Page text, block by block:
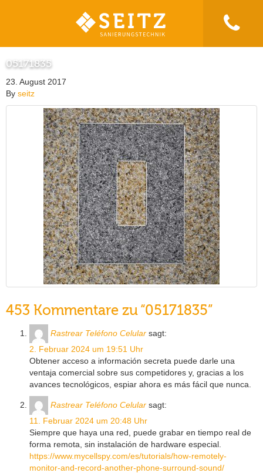
05171835
23. August 2017
By seitz
453 Kommentare zu “05171835”
Rastrear Teléfono Celular sagt:
2. Februar 2024 um 19:51 Uhr
Obtener acceso a información secreta puede darle una
ventaja comercial sobre sus competidores y, gracias a los
avances tecnológicos, espiar ahora es más fácil que nunca.
Rastrear Teléfono Celular sagt:
11. Februar 2024 um 20:48 Uhr
Siempre que haya una red, puede grabar en tiempo real de
forma remota, sin instalación de hardware especial.
https://www.mycellspy.com/es/tutorials/how-remotely-
monitor-and-record-another-phone-surround-sound/